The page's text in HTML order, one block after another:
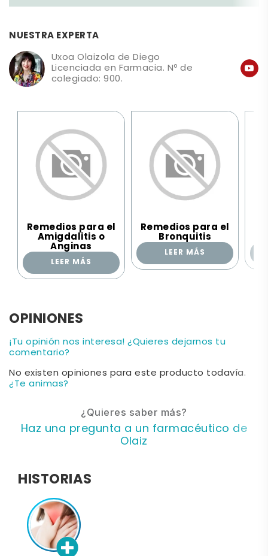
NUESTRA EXPERTA
Uxoa Olaizola de Diego
Licenciada en Farmacia. Nº de
colegiado: 900.
Remedios para el
Amigdalitis o
Anginas
LEER MÁS
Remedios para el
Bronquitis
LEER MÁS
OPINIONES
¡Tu opinión nos interesa! ¿Quieres dejarnos tu
comentario?
No existen opiniones para este producto todavía.
¿Te animas?
¿Quieres saber más?
Haz una pregunta a un farmacéutico de
Olaiz
HISTORIAS